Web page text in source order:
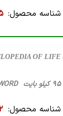
شناسه محصول:
OF LIFE
شناسه محصول: